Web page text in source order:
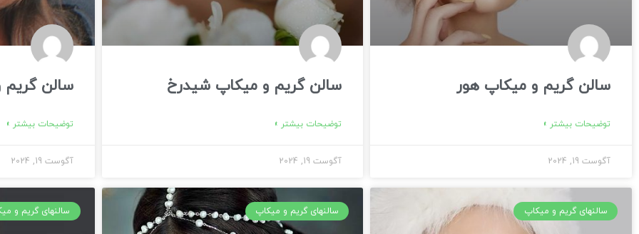
سالن گریم و میکاپ هور
توضیحات بیشتر »
آگوست 19, 2024
سالن گریم و میکاپ شیدرخ
توضیحات بیشتر »
آگوست 19, 2024
سالن
توضیحات بیشتر »
آگوست 19, 2024
سالنهای گریم و میکاپ سالنهای گریم و میکاپ سالنهای گریم و